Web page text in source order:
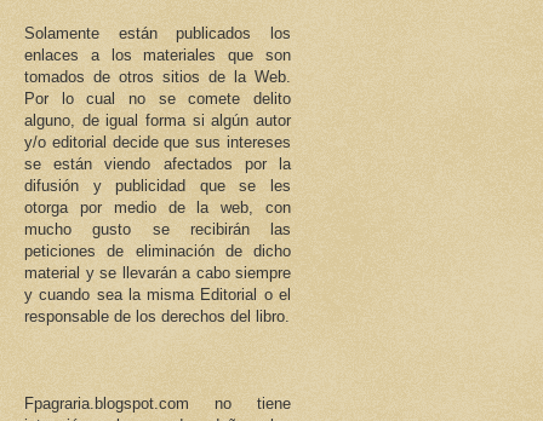
Solamente están publicados los
enlaces a los materiales que son
tomados de otros sitios de la Web.
Por lo cual no se comete delito
alguno, de igual forma si algún autor
y/o editorial decide que sus intereses
se están viendo afectados por la
difusión y publicidad que se les
otorga por medio de la web, con
mucho gusto se recibirán las
peticiones de eliminación de dicho
material y se llevarán a cabo siempre
y cuando sea la misma Editorial o el
responsable de los derechos del libro.
Fpagraria.blogspot.com no tiene